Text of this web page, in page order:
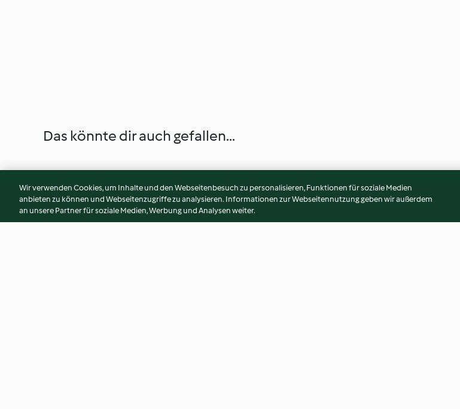
Das könnte dir auch gefallen...
Wir verwenden Cookies, um Inhalte und den Webseitenbesuch zu personalisieren, Funktionen für soziale Medien
anbieten zu können und Webseitenzugriffe zu analysieren. Informationen zur Webseitennutzung geben wir außerdem
an unsere Partner für soziale Medien, Werbung und Analysen weiter.